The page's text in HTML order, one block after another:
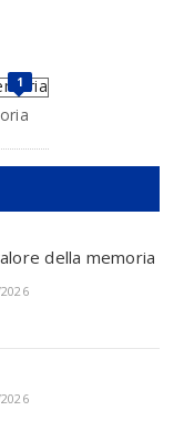
1
della memoria